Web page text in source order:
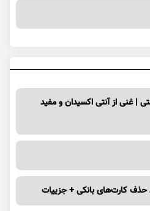
| غنی از آنتی اکسیدان و مفید
حذف کارت‌های بانکی + جزییات